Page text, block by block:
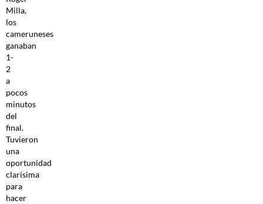
Milla,
los
cameruneses
ganaban
1-
2
a
pocos
minutos
del
final.
Tuvieron
una
oportunidad
clarísima
para
hacer